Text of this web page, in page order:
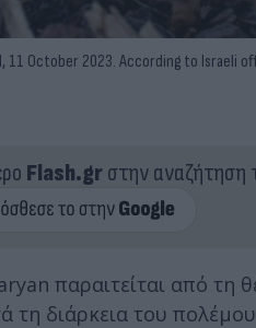
October 2023. According to Israeli
Flash.grστην αναζήτηση
παραιτείται από τη
διάρκεια του πολέμου